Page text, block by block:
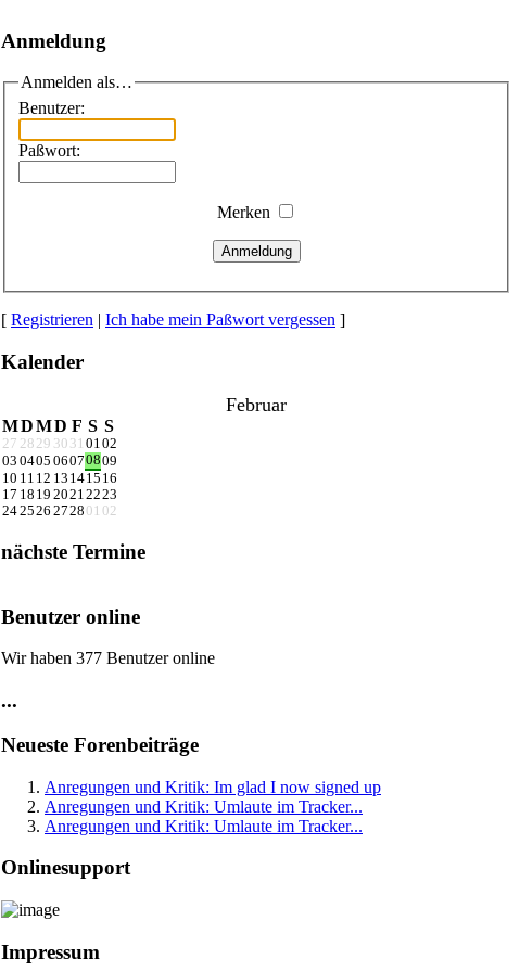
Anmeldung
Anmelden als…
Benutzer:
Paßwort:
Merken
Anmeldung
[ Registrieren | Ich habe mein Paßwort vergessen ]
Kalender
Februar
MDMD F S S
27 28 29 30 31 0102
03 0405 06070809
10 11 12 13 1415 16
17 18 19 20212223
242526 2728 01 02
nächste Termine
Benutzer online
Wir haben 377 Benutzer online
...
Neueste Forenbeiträge
Anregungen und Kritik: Im glad I now signed up
Anregungen und Kritik: Umlaute im Tracker...
Anregungen und Kritik: Umlaute im Tracker...
Onlinesupport
Impressum